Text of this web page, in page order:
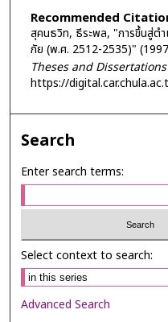
Recommended
สุคนธวิท, ธีระพล, "การขึ้นสู่ต
ภัย (พ.ศ. 2512-2535)"
Theses and Dissertations
https://
Search
Enter search terms:
Select context to search:
Advanced Search